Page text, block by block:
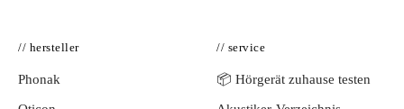
// hersteller
Phonak
// service
📦 Hörgerät zuhause testen